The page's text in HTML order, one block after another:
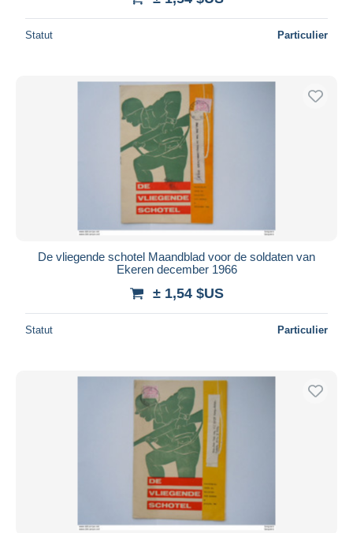
Statut Particulier
De vliegende schotel Maandblad voor de soldaten van
Ekeren december 1966
± 1,54 $US
Statut Particulier